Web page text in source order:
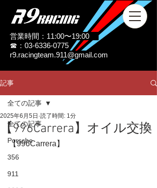
営業時間：11:00〜19:00
☎：03-6336-0775
r9.racingteam.911@gmail.com
記事
全ての記事
Porsche
356
911
全ての記事
【996Carrera】オイル交換
2025年6月5日 読了時間: 1分
【996Carrera】